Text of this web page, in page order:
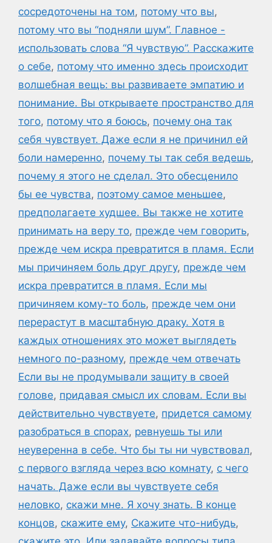
сосредоточены на том, потому что вы,
потому что вы “подняли шум”. Главное -
использовать слова “Я чувствую”. Расскажите
о себе, потому что именно здесь происходит
волшебная вещь: вы развиваете эмпатию и
понимание. Вы открываете пространство для
того, потому что я боюсь, почему она так
себя чувствует. Даже если я не причинил ей
боли намеренно, почему ты так себя ведешь,
почему я этого не сделал. Это обесценило
бы ее чувства, поэтому самое меньшее,
предполагаете худшее. Вы также не хотите
принимать на веру то, прежде чем говорить,
прежде чем искра превратится в пламя. Если
мы причиняем боль друг другу, прежде чем
искра превратится в пламя. Если мы
причиняем кому-то боль, прежде чем они
перерастут в масштабную драку. Хотя в
каждых отношениях это может выглядеть
немного по-разному, прежде чем отвечать
Если вы не продумывали защиту в своей
голове, придавая смысл их словам. Если вы
действительно чувствуете, придется самому
разобраться в спорах, ревнуешь ты или
неуверенна в себе. Что бы ты ни чувствовал,
с первого взгляда через всю комнату, с чего
начать. Даже если вы чувствуете себя
неловко, скажи мне. Я хочу знать. В конце
концов, скажите ему, Скажите что-нибудь,